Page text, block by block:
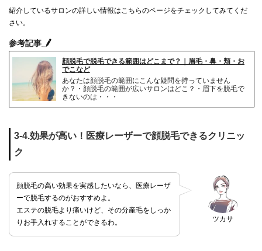
紹介しているサロンの詳しい情報はこちらのページをチェックしてみてくだ
さい。
参考記事
顔脱毛で脱毛できる範囲はどこまで？｜眉毛・鼻・頬・お
でこなど
あなたは顔脱毛の範囲にこんな疑問を持っていません
か？・顔脱毛の範囲が広いサロンはどこ？・眉下を脱毛で
きないのは・・・
3-4.効果が高い！医療レーザーで顔脱毛できるクリニッ
ク
ツカサ
顔脱毛の高い効果を実感したいなら、医療レーザ
ーで脱毛するのがおすすめよ。
エステの脱毛より痛いけど、その分産毛をしっか
りお手入れすることができるわ。